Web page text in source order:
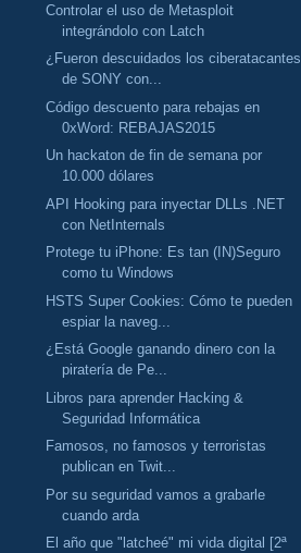
Controlar el uso de Metasploit
integrándolo con Latch
¿Fueron descuidados los ciberatacantes
de SONY con...
Código descuento para rebajas en
0xWord: REBAJAS2015
Un hackaton de fin de semana por
10.000 dólares
API Hooking para inyectar DLLs .NET
con NetInternals
Protege tu iPhone: Es tan (IN)Seguro
como tu Windows
HSTS Super Cookies: Cómo te pueden
espiar la naveg...
¿Está Google ganando dinero con la
piratería de Pe...
Libros para aprender Hacking &
Seguridad Informática
Famosos, no famosos y terroristas
publican en Twit...
Por su seguridad vamos a grabarle
cuando arda
El año que "latcheé" mi vida digital [2ª